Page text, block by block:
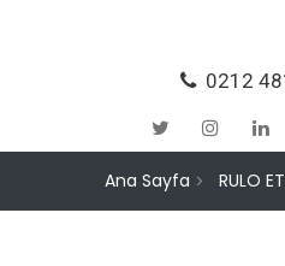
0212
Ana Sayfa RULO